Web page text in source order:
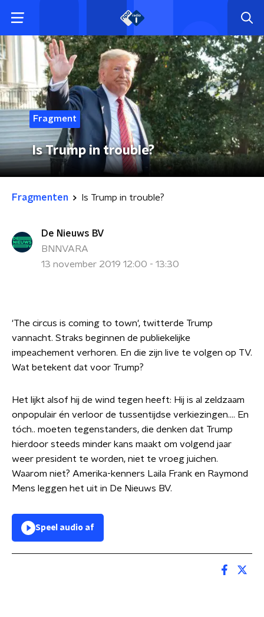
Fragment
Is Trump in trouble?
Fragmenten Is Trump in trouble?
De Nieuws BV
BNNVARA
13 november 2019 12:00 - 13:30
'The circus is coming to town', twitterde Trump
vannacht. Straks beginnen de publiekelijke
impeachement verhoren. En die zijn live te volgen op TV.
Wat betekent dat voor Trump?
Het lijkt alsof hij de wind tegen heeft: Hij is al zeldzaam
onpopulair én verloor de tussentijdse verkiezingen.... En
tóch.. moeten tegenstanders, die denken dat Trump
hierdoor steeds minder kans maakt om volgend jaar
weer president te worden, niet te vroeg juichen.
Waarom niet? Amerika-kenners Laila Frank en Raymond
Mens leggen het uit in De Nieuws BV.
Speel audio af